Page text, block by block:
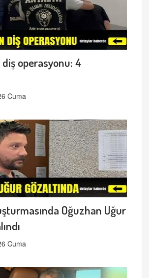
operasyonu: 4
Cuma
Oğuzhan Uğur
Cuma